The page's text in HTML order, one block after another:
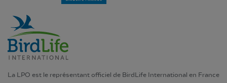
La LPO est le représentant officiel de BirdLife International en France